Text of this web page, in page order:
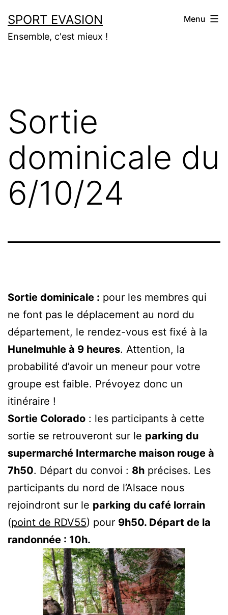
au
contenu
SPORT EVASION
Ensemble, c'est mieux !
Menu
Sortie
dominicale du
6/10/24
Sortie dominicale : pour les membres qui
ne font pas le déplacement au nord du
département, le rendez-vous est fixé à la
Hunelmuhle à 9 heures. Attention, la
probabilité d’avoir un meneur pour votre
groupe est faible. Prévoyez donc un
itinéraire !
Sortie Colorado : les participants à cette
sortie se retrouveront sur le parking du
supermarché Intermarche maison rouge à
7h50. Départ du convoi : 8h précises. Les
participants du nord de l’Alsace nous
rejoindront sur le parking du café lorrain
(point de RDV55) pour 9h50. Départ de la
randonnée : 10h.